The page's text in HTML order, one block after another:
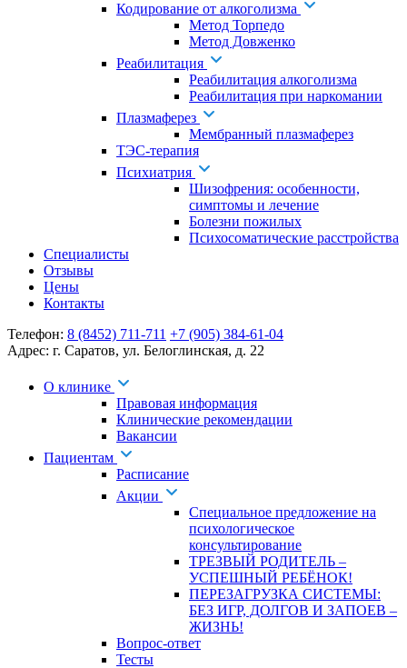
Кодирование от алкоголизма
Метод Торпедо
Метод Довженко
Реабилитация
Реабилитация алкоголизма
Реабилитация при наркомании
Плазмаферез
Мембранный плазмаферез
ТЭС-терапия
Психиатрия
Шизофрения: особенности,
симптомы и лечение
Болезни пожилых
Психосоматические расстройства
Специалисты
Отзывы
Цены
Контакты
Телефон: 8 (8452) 711-711 +7 (905) 384-61-04
Адрес: г. Саратов, ул. Белоглинская, д. 22
О клинике
Правовая информация
Клинические рекомендации
Вакансии
Пациентам
Расписание
Акции
Специальное предложение на
психологическое
консультирование
ТРЕЗВЫЙ РОДИТЕЛЬ –
УСПЕШНЫЙ РЕБЁНОК!
ПЕРЕЗАГРУЗКА СИСТЕМЫ:
БЕЗ ИГР, ДОЛГОВ И ЗАПОЕВ –
ЖИЗНЬ!
Вопрос-ответ
Тесты